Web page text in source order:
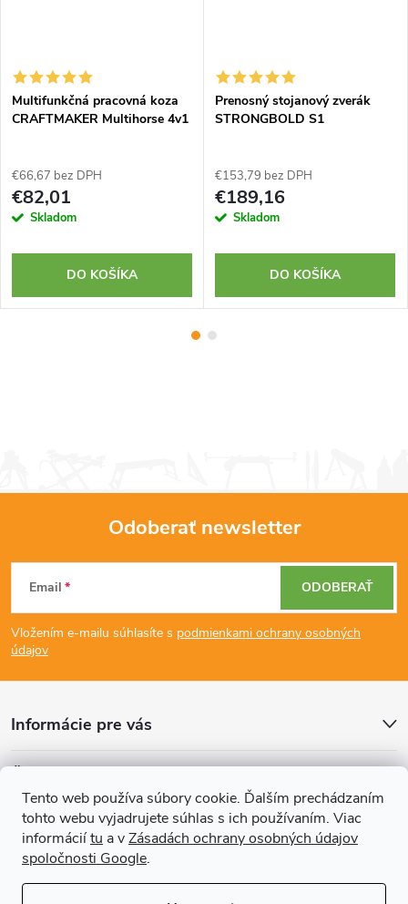
Tento web používa súbory cookie. Ďalším prechádzaním
tohto webu vyjadrujete súhlas s ich používaním. Viac
informáciítu a vZásadách ochrany osobných údajov
spoločnosti Google.
Multifunkčná pracovná koza
CRAFTMAKER Multihorse 4v1
€66,67 bez DPH
€82,01
Skladom
DO KOŠÍKA
Prenosný stojanový zverák
STRONGBOLD S1
€153,79 bez DPH
€189,16
Skladom
DO KOŠÍKA
Z
á
p
ä
t
Odoberať newsletter
Email
Vložením e-mailu súhlasíte s podmienkami ochrany osobných
údajov
ODOBERAŤ
Informácie pre vás
Prijímame online platby